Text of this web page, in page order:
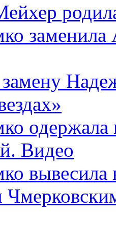
заменила
одержала
Видео
вывесила